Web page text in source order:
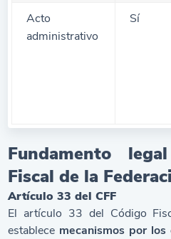
Acto
administrativo
Sí
Fundamento
Fiscal de la
Artículo 33 del CFF
El artículo 33 del Código
establece mecanismos por